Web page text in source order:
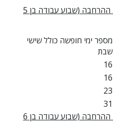
ימי החופשה השנתית בהתאם לצו ההרחבה (שבוע עבודה בן 5
מספר ימי חופשה כולל שישי
שבת
16
16
23
31
ימי החופשה השנתית בהתאם לצו ההרחבה (שבוע עבודה בן 6